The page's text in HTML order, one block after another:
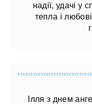
надії, удачі у
тепла і
Ілля з днем